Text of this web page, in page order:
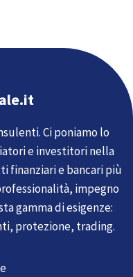
Ci poniamo lo
e investitori nella
finanziari e bancari più
impegno
gamma di esigenze:
protezione, trading.